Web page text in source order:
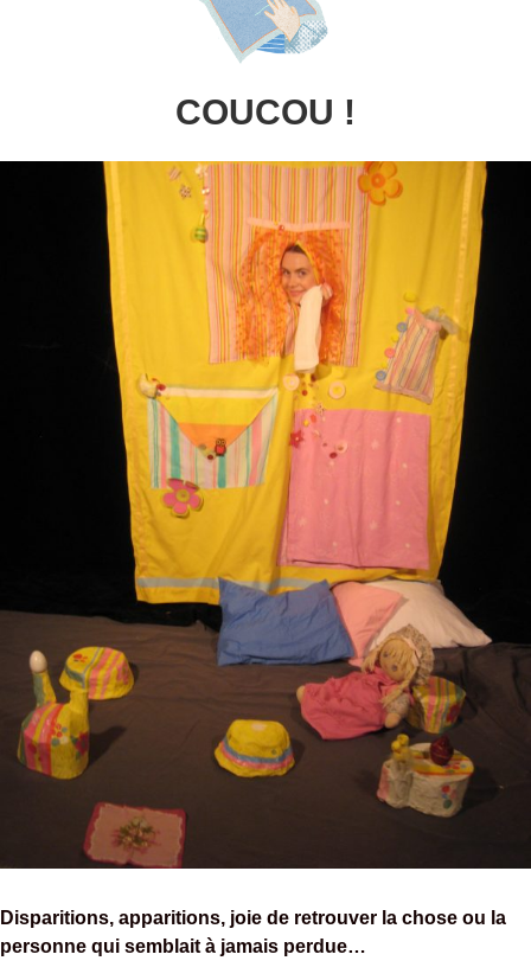
COUCOU !
Disparitions, apparitions, joie de retrouver la chose ou la
personne qui semblait à jamais perdue…